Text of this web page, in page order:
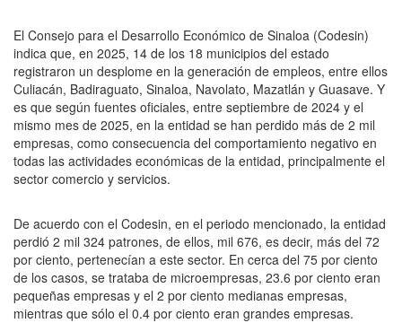
El Consejo para el Desarrollo Económico de Sinaloa (Codesin)
indica que, en 2025, 14 de los 18 municipios del estado
registraron un desplome en la generación de empleos, entre ellos
Culiacán, Badiraguato, Sinaloa, Navolato, Mazatlán y Guasave. Y
es que según fuentes oficiales, entre septiembre de 2024 y el
mismo mes de 2025, en la entidad se han perdido más de 2 mil
empresas, como consecuencia del comportamiento negativo en
todas las actividades económicas de la entidad, principalmente el
sector comercio y servicios.
De acuerdo con el Codesin, en el periodo mencionado, la entidad
perdió 2 mil 324 patrones, de ellos, mil 676, es decir, más del 72
por ciento, pertenecían a este sector. En cerca del 75 por ciento
de los casos, se trataba de microempresas, 23.6 por ciento eran
pequeñas empresas y el 2 por ciento medianas empresas,
mientras que sólo el 0.4 por ciento eran grandes empresas.